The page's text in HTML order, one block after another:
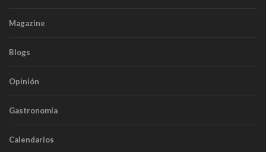
Magazine
Blogs
Opinión
Gastronomía
Calendarios